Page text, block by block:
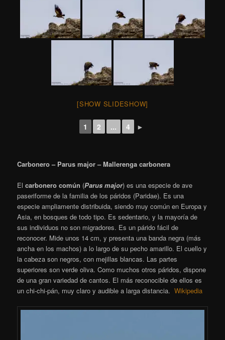
[SHOW SLIDESHOW]
1 2 ... 4 ►
Carbonero – Parus major – Mallerenga carbonera
Elcarbonero común (Parus major) es una especie de ave
paseriforme de la familia de los páridos (Paridae). Es una
especie ampliamente distribuida, siendo muy común en Europa y
Asia, en bosques de todo tipo. Es sedentario, y la mayoría de
sus individuos no son migradores. Es un párido fácil de
reconocer. Mide unos 14 cm, y presenta una banda negra (más
ancha en los machos) a lo largo de su pecho amarillo. El cuello y
la cabeza son negros, con mejillas blancas. Las partes
superiores son verde oliva. Como muchos otros páridos, dispone
de una gran variedad de cantos. El más reconocible de ellos es
un chi-chi-pán, muy claro y audible a larga distancia.Wikipedia